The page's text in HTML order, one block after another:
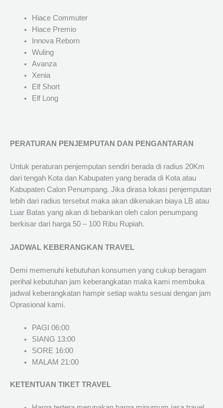
Hiace Commuter
Hiace Premio
Innova Reborn
Wuling
Avanza
Xenia
Elf Short
Elf Long
PERATURAN PENJEMPUTAN DAN PENGANTARAN
Untuk peraturan penjemputan sendiri berada di radius 20Km
dari tengah Kota dan Kabupaten yang berada di Kota atau
Kabupaten Calon Penumpang. Jika dirasa lokasi penjemputan
lebih dari radius tersebut maka akan dikenakan biaya LB atau
Luar Batas yang akan di bebankan oleh calon penumpang
berkisar dari harga 50 – 100 Ribu Rupiah.
JADWAL KEBERANGKAN TRAVEL
Demi memenuhi kebutuhan konsumen yang cukup beragam
perihal kebutuhan jam keberangkatan maka kami membuka
jadwal keberangkatan hampir setiap waktu sesuai dengan jam
Oprasional kami.
PAGI 06:00
SIANG 13:00
SORE 16:00
MALAM 21:00
KETENTUAN TIKET TRAVEL